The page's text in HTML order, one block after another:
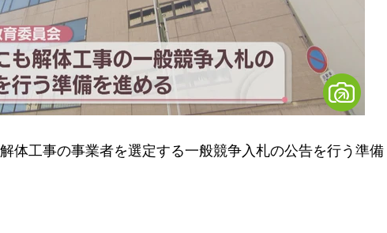
体工事の事業者を選定する一般競争入札の公告を行う準備